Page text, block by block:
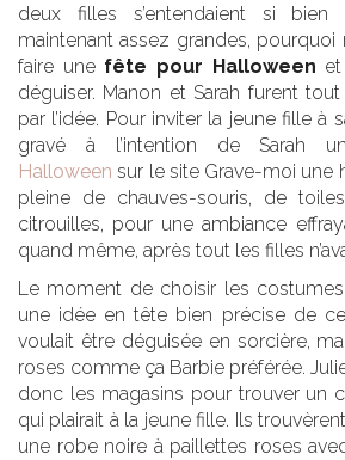
deux filles s’entendaient si bien
maintenant assez grandes,
faire une fête pour Halloween
déguiser. Manon et Sarah furent
par l’idée. Pour inviter la jeune fille à
gravé à l’intention de Sarah
Halloween sur le site Grave-moi une
pleine de chauves-souris, de
citrouilles, pour une ambiance
quand même, après tout les filles
Le moment de choisir les costumes
une idée en tête bien précise de ce
voulait être déguisée en sorcière,
roses comme ça Barbie préférée.
donc les magasins pour trouver un
qui plairait à la jeune fille. Ils
une robe noire à paillettes roses